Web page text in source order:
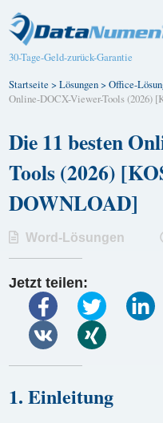
30-Tage-Geld-zurück-Garantie
Startseite >Lösungen>Office-
Online-DOCX-Viewer-Tools (2026)
Die 11 besten
Tools (2026)
DOWNLOAD]
Word-Lösungen
Jetzt teilen:
1. Einleitung